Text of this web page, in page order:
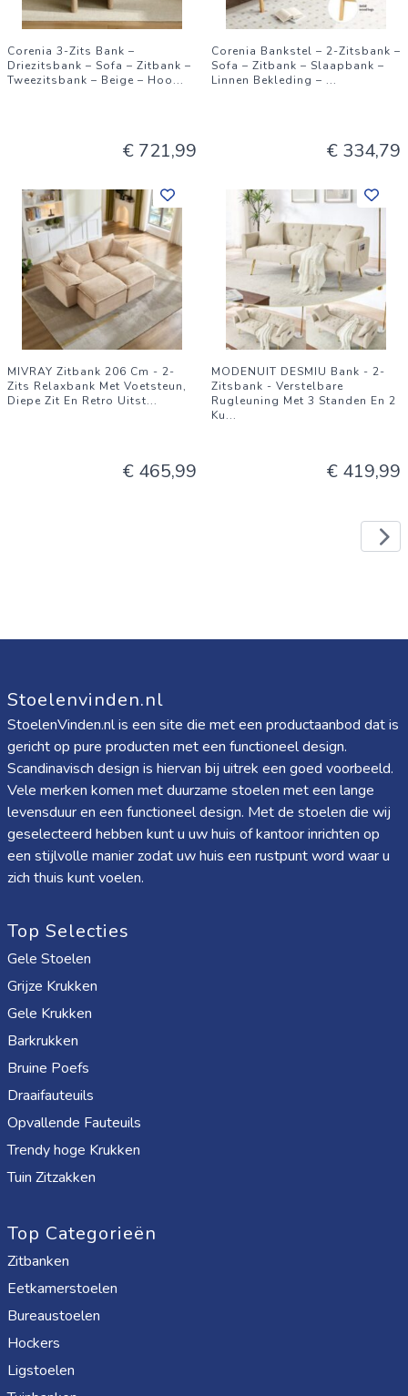
Corenia 3-Zits Bank –
Driezitsbank – Sofa – Zitbank –
Tweezitsbank – Beige – Hoo...
€ 721,99
Corenia Bankstel – 2-Zitsbank –
Sofa – Zitbank – Slaapbank –
Linnen Bekleding – ...
€ 334,79
MIVRAY Zitbank 206 Cm - 2-
Zits Relaxbank Met Voetsteun,
Diepe Zit En Retro Uitst...
€ 465,99
MODENUIT DESMIU Bank - 2-
Zitsbank - Verstelbare
Rugleuning Met 3 Standen En 2
Ku...
€ 419,99
Stoelenvinden.nl
StoelenVinden.nl is een site die met een productaanbod dat is
gericht op pure producten met een functioneel design.
Scandinavisch design is hiervan bij uitrek een goed voorbeeld.
Vele merken komen met duurzame stoelen met een lange
levensduur en een functioneel design. Met de stoelen die wij
geselecteerd hebben kunt u uw huis of kantoor inrichten op
een stijlvolle manier zodat uw huis een rustpunt word waar u
zich thuis kunt voelen.
Top Selecties
Gele Stoelen
Grijze Krukken
Gele Krukken
Barkrukken
Bruine Poefs
Draaifauteuils
Opvallende Fauteuils
Trendy hoge Krukken
Tuin Zitzakken
Top Categorieën
Zitbanken
Eetkamerstoelen
Bureaustoelen
Hockers
Ligstoelen